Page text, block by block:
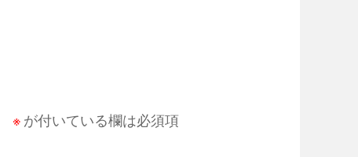
※ が付いている欄は必須項